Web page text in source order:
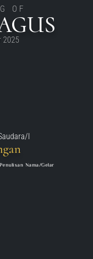
OF
2025
I
Nama/gelar